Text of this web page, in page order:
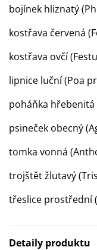
bojínek hliznatý
kostřava červená
kostřava ovčí
lipnice luční (Poa
poháňka
psineček obecný
tomka vonná
trojštět žlutavý
třeslice prostřední
Detaily produktu